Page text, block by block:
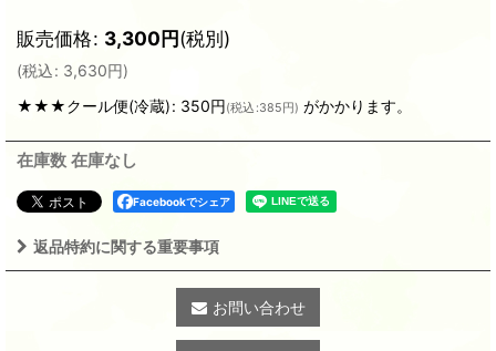
販売価格: 3,300円(税別)
(税込: 3,630円)
★★★クール便(冷蔵): 350円(税込 :385円 ) がかかります。
在庫数 在庫なし
Facebookでシェア
返品特約に関する重要事項
お問い合わせ